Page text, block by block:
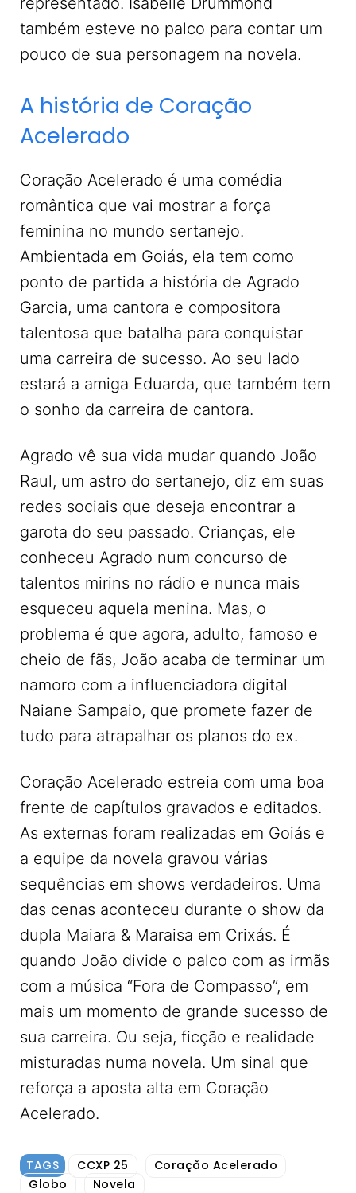
também esteve no palco para contar um
pouco de sua personagem na novela.
A história de Coração
Acelerado
Coração Acelerado é uma comédia
romântica que vai mostrar a força
feminina no mundo sertanejo.
Ambientada em Goiás, ela tem como
ponto de partida a história de Agrado
Garcia, uma cantora e compositora
talentosa que batalha para conquistar
uma carreira de sucesso. Ao seu lado
estará a amiga Eduarda, que também tem
o sonho da carreira de cantora.
Agrado vê sua vida mudar quando João
Raul, um astro do sertanejo, diz em suas
redes sociais que deseja encontrar a
garota do seu passado. Crianças, ele
conheceu Agrado num concurso de
talentos mirins no rádio e nunca mais
esqueceu aquela menina. Mas, o
problema é que agora, adulto, famoso e
cheio de fãs, João acaba de terminar um
namoro com a influenciadora digital
Naiane Sampaio, que promete fazer de
tudo para atrapalhar os planos do ex.
Coração Acelerado estreia com uma boa
frente de capítulos gravados e editados.
As externas foram realizadas em Goiás e
a equipe da novela gravou várias
sequências em shows verdadeiros. Uma
das cenas aconteceu durante o show da
dupla Maiara & Maraisa em Crixás. É
quando João divide o palco com as irmãs
com a música “Fora de Compasso”, em
mais um momento de grande sucesso de
sua carreira. Ou seja, ficção e realidade
misturadas numa novela. Um sinal que
reforça a aposta alta em Coração
Acelerado.
TAGS CCXP 25
Coração Acelerado
Globo
Novela